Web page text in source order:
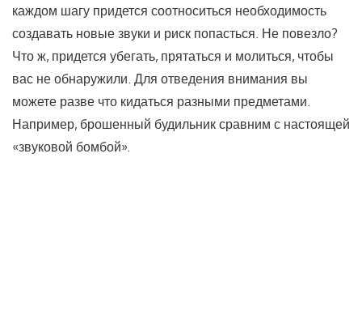
каждом шагу придется соотноситься необходимость
создавать новые звуки и риск попасться. Не повезло?
Что ж, придется убегать, прятаться и молиться, чтобы
вас не обнаружили. Для отведения внимания вы
можете разве что кидаться разными предметами.
Например, брошенный будильник сравним с настоящей
«звуковой бомбой».